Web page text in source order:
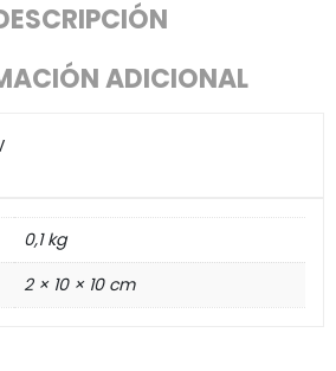
ADICIONAL
0,1 kg
2 × 10 × 10 cm